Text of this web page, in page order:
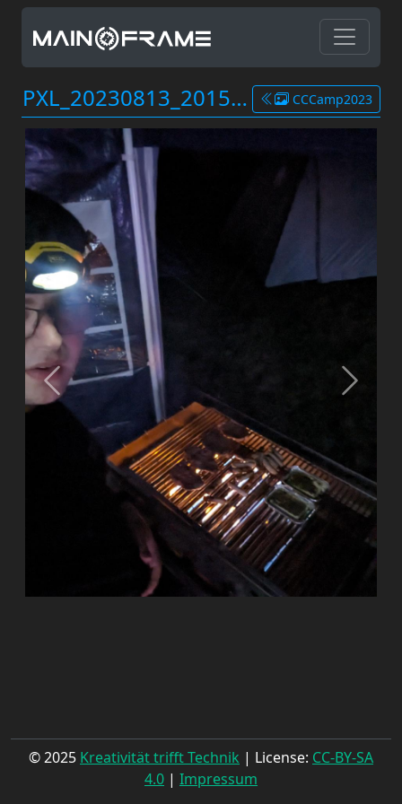
PXL_20230813_201539669.MP.jpg CCCamp2023
© 2025 Kreativität trifft Technik | License: CC-BY-SA
4.0 | Impressum